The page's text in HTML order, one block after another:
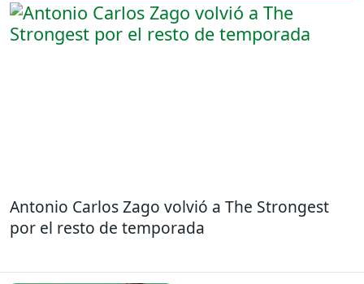
Antonio Carlos Zago volvió a The Strongest
por el resto de temporada